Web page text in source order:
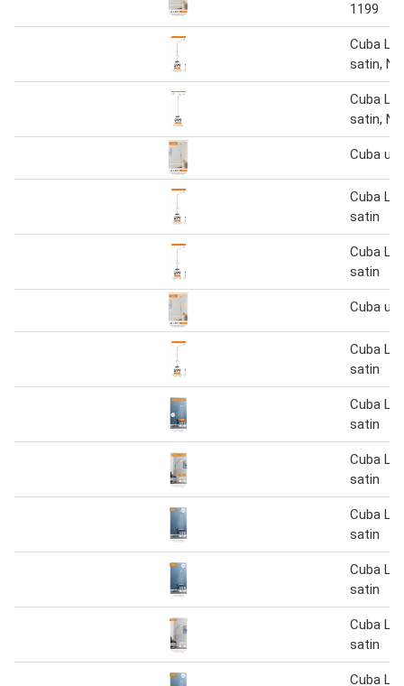
1199
Cuba
satin,
Cuba
satin,
Cuba
Cuba
satin
Cuba
satin
Cuba
Cuba
satin
Cuba
satin
Cuba
satin
Cuba
satin
Cuba
satin
Cuba
satin
Cuba